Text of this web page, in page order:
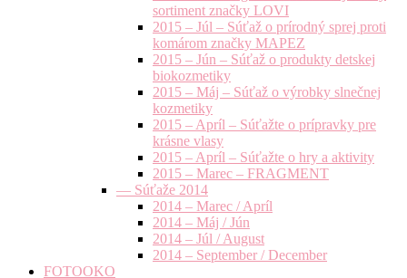
sortiment značky LOVI
2015 – Júl – Súťaž o prírodný sprej proti
komárom značky MAPEZ
2015 – Jún – Súťaž o produkty detskej
biokozmetiky
2015 – Máj – Súťaž o výrobky slnečnej
kozmetiky
2015 – Apríl – Súťažte o prípravky pre
krásne vlasy
2015 – Apríl – Súťažte o hry a aktivity
2015 – Marec – FRAGMENT
— Súťaže 2014
2014 – Marec / Apríl
2014 – Máj / Jún
2014 – Júl / August
2014 – September / December
FOTOOKO